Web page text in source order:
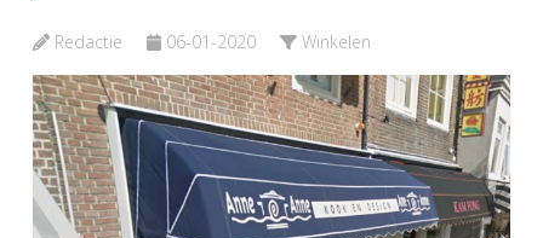
Redactie 06-01-2020 Winkelen